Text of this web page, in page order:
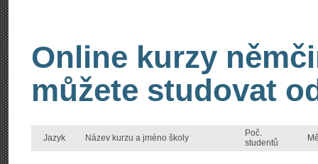
Online kurzy
můžete studovat
Jazyk Název kurzu a jméno školy
Poč.
studentů